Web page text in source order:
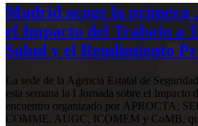
Madrid acoge la primera
el Impacto del Trabajo a
Salud y el Rendimiento
La sede de la Agencia Estatal de
esta semana la I Jornada sobre el Impacto
encuentro organizado por APROCTA,
COMME, AUGC, ICOMEM y CoMB,